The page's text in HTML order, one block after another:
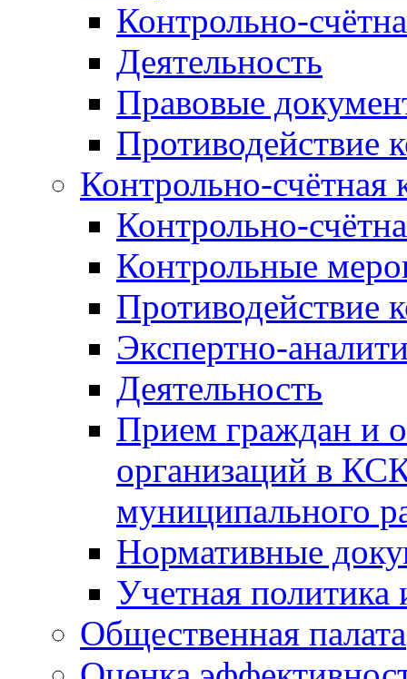
Контрольно-
Деятельность
Правовые
Противодействие
Контрольно-счётная
Контрольно-
Контрольные
Противодействие
Экспертно-
Деятельность
Прием граждан и
организаций в
муниципального
Нормативные
Учетная политика
Общественная палата